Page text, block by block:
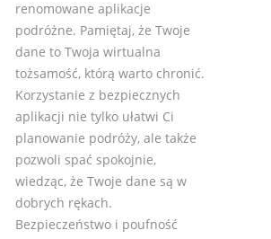
renomowane aplikacje
podróżne. Pamiętaj, że Twoje
dane to Twoja wirtualna
tożsamość, którą warto chronić.
Korzystanie z bezpiecznych
aplikacji nie tylko ułatwi Ci
planowanie podróży, ale także
pozwoli spać spokojnie,
wiedząc, że Twoje dane są w
dobrych rękach.
Bezpieczeństwo i poufność